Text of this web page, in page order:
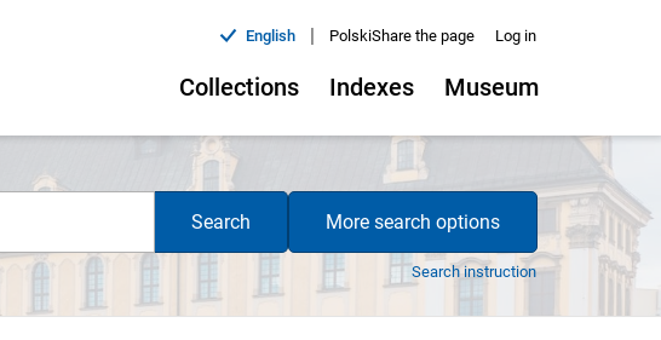
English | PolskiShare the page Log in
Collections Indexes Museum
Search More search options
Search instruction